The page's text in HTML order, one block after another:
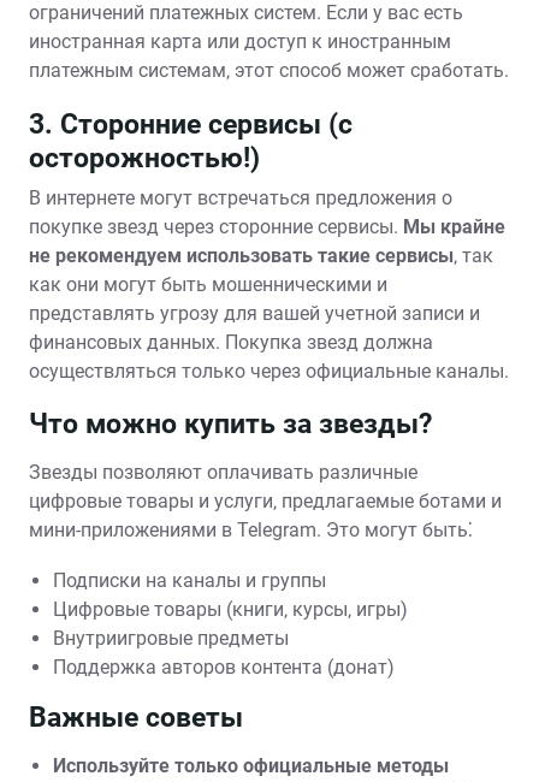
ограничений платежных систем. Если у вас есть
иностранная карта или доступ к иностранным
платежным системам‚ этот способ может сработать.
3. Сторонние сервисы (с
осторожностью!)
В интернете могут встречаться предложения о
покупке звезд через сторонние сервисы. Мы крайне
не рекомендуем использовать такие сервисы‚ так
как они могут быть мошенническими и
представлять угрозу для вашей учетной записи и
финансовых данных. Покупка звезд должна
осуществляться только через официальные каналы.
Что можно купить за звезды?
Звезды позволяют оплачивать различные
цифровые товары и услуги‚ предлагаемые ботами и
мини-приложениями в Telegram. Это могут быть⁚
Подписки на каналы и группы
Цифровые товары (книги‚ курсы‚ игры)
Внутриигровые предметы
Поддержка авторов контента (донат)
Важные советы
Используйте только официальные методы